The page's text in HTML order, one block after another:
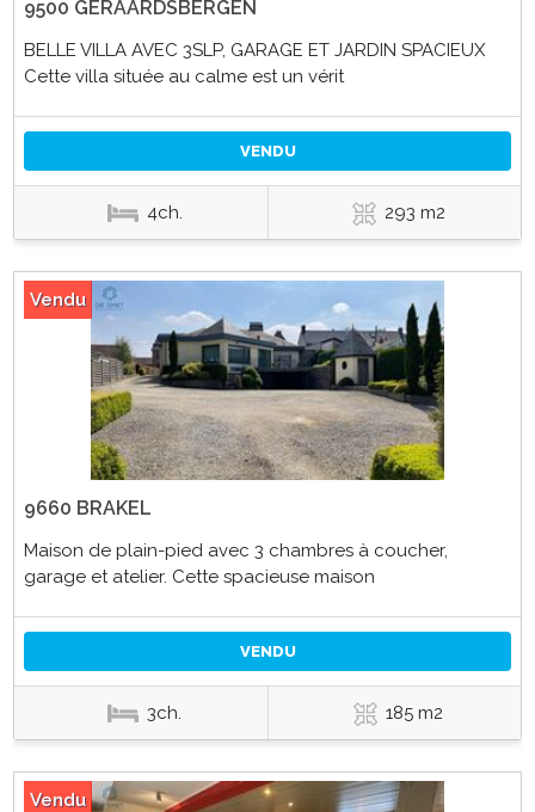
9500 GERAARDSBERGEN
BELLE VILLA AVEC 3SLP, GARAGE ET JARDIN SPACIEUX
Cette villa située au calme est un vérit
VENDU
4ch. 293 m2
Vendu
9660 BRAKEL
Maison de plain-pied avec 3 chambres à coucher,
garage et atelier. Cette spacieuse maison
VENDU
3ch. 185 m2
Vendu